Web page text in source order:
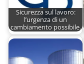
Sicurezza sul lavoro:
l’urgenza di un
cambiamento possibile.